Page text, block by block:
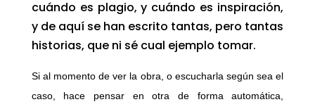
cuándo es plagio, y cuándo es inspiración,
y de aquí se han escrito tantas, pero tantas
historias, que ni sé cual ejemplo tomar.
Si al momento de ver la obra, o escucharla según sea el
caso, hace pensar en otra de forma automática,